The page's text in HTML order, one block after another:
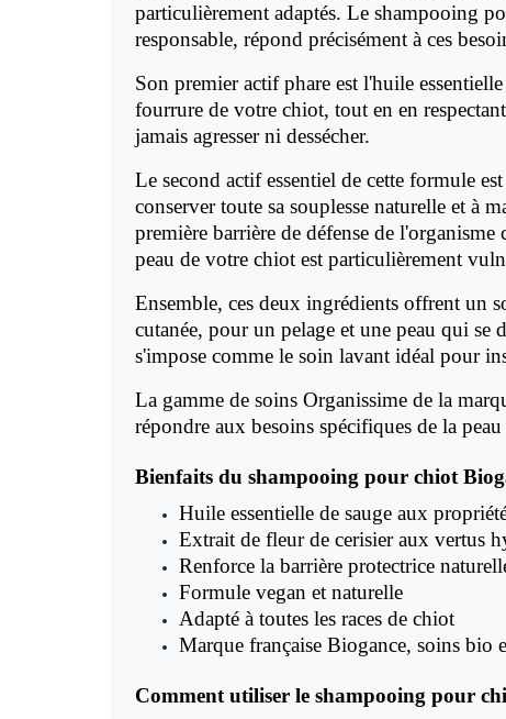
particulièrement adaptés. Le shampooing
responsable, répond précisément à ces
Son premier actif phare est l'huile
fourrure de votre chiot, tout en en
jamais agresser ni dessécher.
Le second actif essentiel de cette formule
conserver toute sa souplesse naturelle et
première barrière de défense de
peau de votre chiot est particulièrement
Ensemble, ces deux ingrédients offrent un
cutanée, pour un pelage et une peau qui se
s'impose comme le soin lavant idéal pour
La gamme de soins Organissime de la
répondre aux besoins spécifiques de la
Bienfaits du shampooing pour chiot
Huile essentielle de sauge aux
Extrait de fleur de cerisier aux vertus
Renforce la barrière protectrice
Formule vegan et naturelle
Adapté à toutes les races de chiot
Marque française Biogance, soins bio
Comment utiliser le shampooing pour